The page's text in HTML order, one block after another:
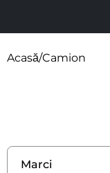
Acasă/Camion